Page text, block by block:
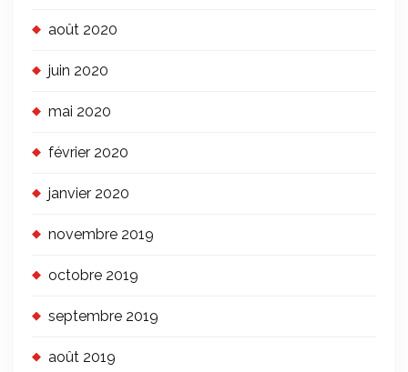
août 2020
juin 2020
mai 2020
février 2020
janvier 2020
novembre 2019
octobre 2019
septembre 2019
août 2019